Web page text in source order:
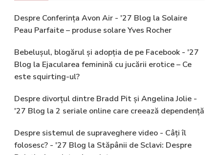
Despre Conferința Avon Air - '27 Blog la Solaire
Peau Parfaite – produse solare Yves Rocher
Bebelușul, blogărul și adopția de pe Facebook - '27
Blog la Ejacularea feminină cu jucării erotice – Ce
este squirting-ul?
Despre divorțul dintre Bradd Pit și Angelina Jolie -
'27 Blog la 2 seriale online care creează dependență
Despre sistemul de supraveghere video - Câți îl
folosesc? - '27 Blog la Stăpânii de Sclavi: Despre